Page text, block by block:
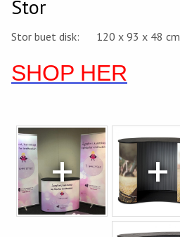
Stor
Stor buet disk: 120 x 93 x 48 cm
SHOP HER